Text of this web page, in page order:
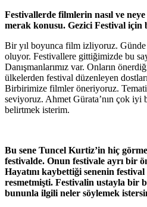
Festivallerde filmlerin nasıl ve
merak konusu. Gezici Festival için
Bir yıl boyunca film izliyoruz.
oluyor. Festivallere gittiğimizde bu
Danışmanlarımız var. Onların
ülkelerden festival düzenleyen
Birbirimize filmler öneriyoruz.
seviyoruz. Ahmet Gürata’nın çok iyi
belirtmek isterim.
Bu sene Tuncel Kurtiz’in hiç
festivalde. Onun festivale ayrı bir
Hayatını kaybettiği senenin
resmetmişti. Festivalin ustayla bir
bununla ilgili neler söylemek